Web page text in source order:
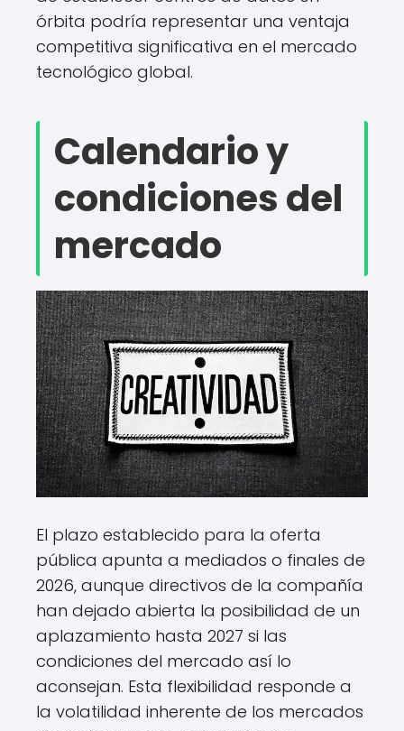
órbita podría representar una ventaja
competitiva significativa en el mercado
tecnológico global.
Calendario y
condiciones del
mercado
El plazo establecido para la oferta
pública apunta a mediados o finales de
2026, aunque directivos de la compañía
han dejado abierta la posibilidad de un
aplazamiento hasta 2027 si las
condiciones del mercado así lo
aconsejan. Esta flexibilidad responde a
la volatilidad inherente de los mercados